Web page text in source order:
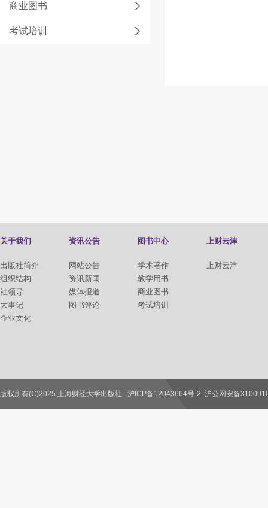
商业图书
考试培训
关于我们
出版社简介
组织结构
社领导
大事记
企业文化
资讯公告
网站公告
资讯新闻
媒体报道
图书评论
图书中心
学术著作
教学用书
商业图书
考试培训
上财云津
上财云津
联系我们
版权所有(C)2025 上海财经大学出版社 沪ICP备12043664号-2 沪公网安备